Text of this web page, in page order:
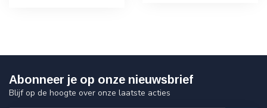
Abonneer je op onze nieuwsbrief
Blijf op de hoogte over onze laatste acties